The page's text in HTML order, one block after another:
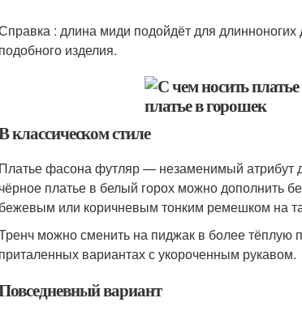
: длина миди подойдёт для
подобного изделия.
классическом стиле
Платье фасона футляр — незаменимый атрибут
чёрное платье в белый горох можно дополнить
бежевым или коричневым тонким ремешком на
можно сменить на пиджак в более тёплую
приталенных вариантах с укороченным рукавом.
вариант